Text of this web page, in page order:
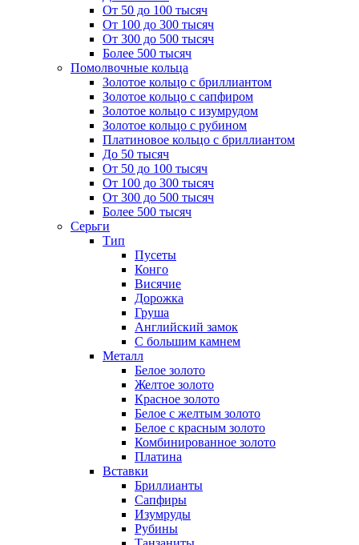
От 50 до 100 тысяч
От 100 до 300 тысяч
От 300 до 500 тысяч
Более 500 тысяч
Помолвочные кольца
Золотое кольцо с бриллиантом
Золотое кольцо с сапфиром
Золотое кольцо с изумрудом
Золотое кольцо с рубином
Платиновое кольцо с бриллиантом
До 50 тысяч
От 50 до 100 тысяч
От 100 до 300 тысяч
От 300 до 500 тысяч
Более 500 тысяч
Серьги
Тип
Пусеты
Конго
Висячие
Дорожка
Груша
Английский замок
С большим камнем
Металл
Белое золото
Желтое золото
Красное золото
Белое с желтым золото
Белое с красным золото
Комбинированное золото
Платина
Вставки
Бриллианты
Сапфиры
Изумруды
Рубины